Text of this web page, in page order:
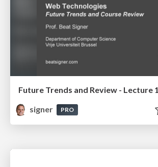
signer
PRO